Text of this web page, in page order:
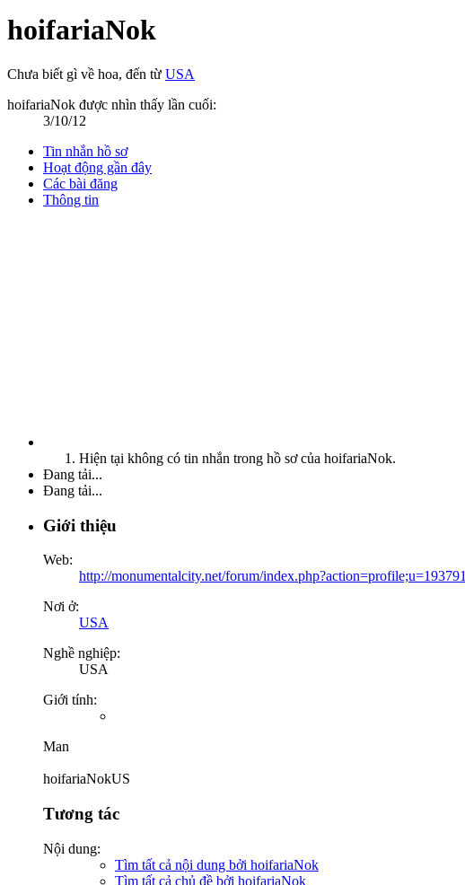
hoifariaNok
Chưa biết gì về hoa, đến từ USA
hoifariaNok được nhìn thấy lần cuối:
3/10/12
Tin nhắn hồ sơ
Hoạt động gần đây
Các bài đăng
Thông tin
Hiện tại không có tin nhắn trong hồ sơ của hoifariaNok.
Đang tải...
Đang tải...
Giới thiệu
Web:
http://monumentalcity.net/forum/index.php?action=profile;u=193791
Nơi ở:
USA
Nghề nghiệp:
USA
Giới tính:
Man
hoifariaNokUS
Tương tác
Nội dung:
Tìm tất cả nội dung bởi hoifariaNok
Tìm tất cả chủ đề bởi hoifariaNok